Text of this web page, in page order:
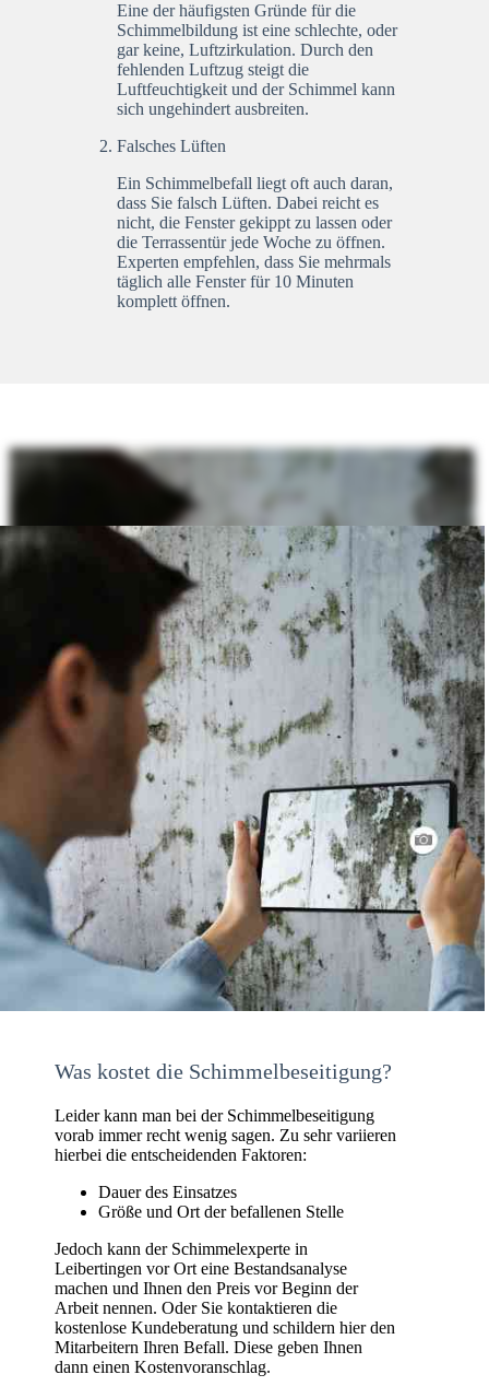
Eine der häufigsten Gründe für die
Schimmelbildung ist eine schlechte, oder
gar keine, Luftzirkulation. Durch den
fehlenden Luftzug steigt die
Luftfeuchtigkeit und der Schimmel kann
sich ungehindert ausbreiten.
Falsches Lüften
Ein Schimmelbefall liegt oft auch daran,
dass Sie falsch Lüften. Dabei reicht es
nicht, die Fenster gekippt zu lassen oder
die Terrassentür jede Woche zu öffnen.
Experten empfehlen, dass Sie mehrmals
täglich alle Fenster für 10 Minuten
komplett öffnen.
Was kostet die Schimmelbeseitigung?
Leider kann man bei der Schimmelbeseitigung
vorab immer recht wenig sagen. Zu sehr variieren
hierbei die entscheidenden Faktoren:
Dauer des Einsatzes
Größe und Ort der befallenen Stelle
Jedoch kann der Schimmelexperte in
Leibertingen vor Ort eine Bestandsanalyse
machen und Ihnen den Preis vor Beginn der
Arbeit nennen. Oder Sie kontaktieren die
kostenlose Kundeberatung und schildern hier den
Mitarbeitern Ihren Befall. Diese geben Ihnen
dann einen Kostenvoranschlag.